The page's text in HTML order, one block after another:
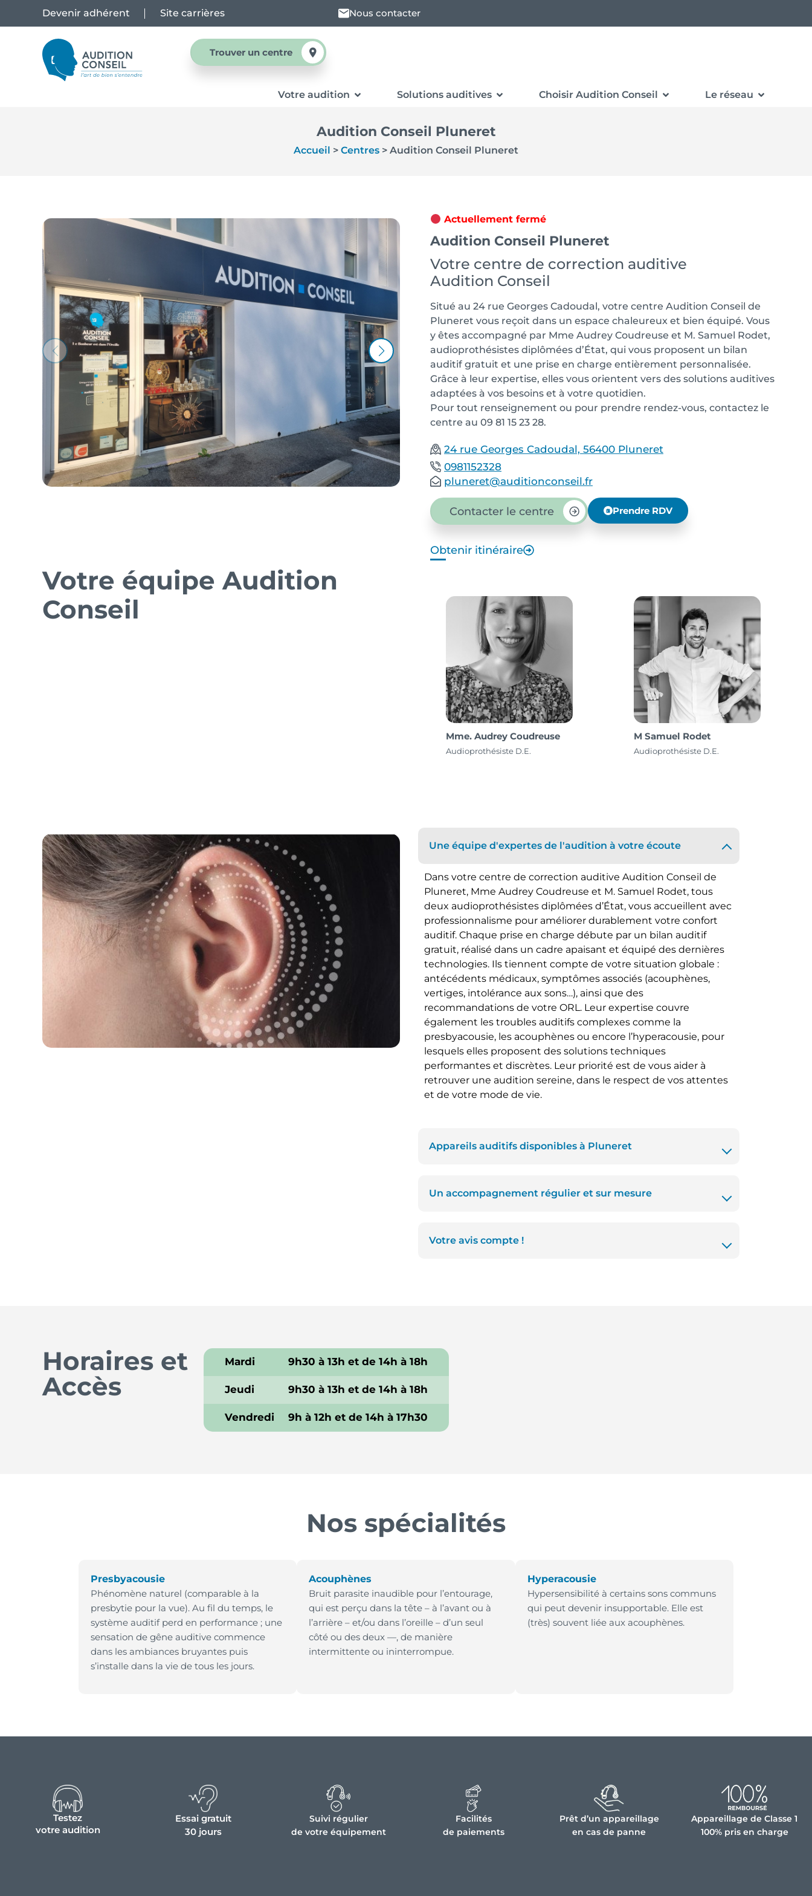
Devenir adhérent Site carrières Nous contacter
Trouver un centre
Votre audition Solutions auditives Choisir Audition Conseil Le réseau
Audition Conseil Pluneret
Accueil > Centres > Audition Conseil Pluneret
Actuellement fermé
Audition Conseil Pluneret
Votre centre de correction auditive
Audition Conseil
Situé au 24 rue Georges Cadoudal, votre centre Audition Conseil de
Pluneret vous reçoit dans un espace chaleureux et bien équipé. Vous
y êtes accompagné par Mme Audrey Coudreuse et M. Samuel Rodet,
audioprothésistes diplômées d’État, qui vous proposent un bilan
auditif gratuit et une prise en charge entièrement personnalisée.
Grâce à leur expertise, elles vous orientent vers des solutions auditives
adaptées à vos besoins et à votre quotidien.
Pour tout renseignement ou pour prendre rendez-vous, contactez le
centre au 09 81 15 23 28.
24 rue Georges Cadoudal, 56400 Pluneret
0981152328
pluneret@auditionconseil.fr
Contacter le centre Prendre RDV
Obtenir itinéraire
Votre équipe Audition
Conseil
Mme. Audrey Coudreuse
Audioprothésiste D.E.
M Samuel Rodet
Audioprothésiste D.E.
Une équipe d'expertes de l'audition à votre écoute
Dans votre centre de correction auditive Audition Conseil de
Pluneret, Mme Audrey Coudreuse et M. Samuel Rodet, tous
deux audioprothésistes diplômées d’État, vous accueillent avec
professionnalisme pour améliorer durablement votre confort
auditif. Chaque prise en charge débute par un bilan auditif
gratuit, réalisé dans un cadre apaisant et équipé des dernières
technologies. Ils tiennent compte de votre situation globale :
antécédents médicaux, symptômes associés (acouphènes,
vertiges, intolérance aux sons…), ainsi que des
recommandations de votre ORL. Leur expertise couvre
également les troubles auditifs complexes comme la
presbyacousie, les acouphènes ou encore l’hyperacousie, pour
lesquels elles proposent des solutions techniques
performantes et discrètes. Leur priorité est de vous aider à
retrouver une audition sereine, dans le respect de vos attentes
et de votre mode de vie.
Appareils auditifs disponibles à Pluneret
Un accompagnement régulier et sur mesure
Votre avis compte !
Horaires et
Accès
Mardi 9h30 à 13h et de 14h à 18h
Jeudi 9h30 à 13h et de 14h à 18h
Vendredi 9h à 12h et de 14h à 17h30
Nos spécialités
Presbyacousie
Phénomène naturel (comparable à la
presbytie pour la vue). Au fil du temps, le
système auditif perd en performance ; une
sensation de gêne auditive commence
dans les ambiances bruyantes puis
s’installe dans la vie de tous les jours.
Acouphènes
Bruit parasite inaudible pour l’entourage,
qui est perçu dans la tête – à l’avant ou à
l’arrière – et/ou dans l’oreille – d’un seul
côté ou des deux —, de manière
intermittente ou ininterrompue.
Hyperacousie
Hypersensibilité à certains sons communs
qui peut devenir insupportable. Elle est
(très) souvent liée aux acouphènes.
Testez
votre audition
Essai gratuit
30 jours
Suivi régulier
de votre équipement
Facilités
de paiements
Prêt d’un appareillage
en cas de panne
Appareillage de Classe 1
100% pris en charge